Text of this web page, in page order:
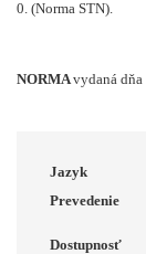
0. (Norma STN).
NORMAvydaná dňa
Jazyk
Prevedenie
Dostupnosť